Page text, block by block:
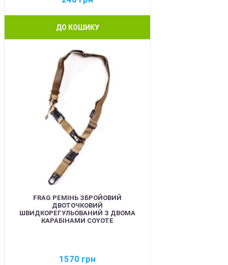
ДО КОШИКУ
FRAG РЕМІНЬ ЗБРОЙОВИЙ
ДВОТОЧКОВИЙ
ШВИДКОРЕГУЛЬОВАНИЙ З ДВОМА
КАРАБІНАМИ COYOTE
1570 грн